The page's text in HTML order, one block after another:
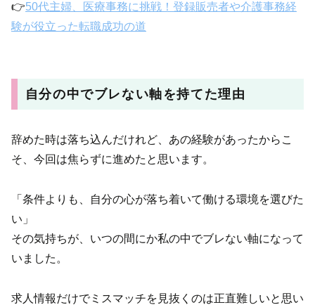
👉50代主婦、医療事務に挑戦！登録販売者や介護事務経
験が役立った転職成功の道
自分の中でブレない軸を持てた理由
辞めた時は落ち込んだけれど、あの経験があったからこ
そ、今回は焦らずに進めたと思います。
「条件よりも、自分の心が落ち着いて働ける環境を選びた
い」
その気持ちが、いつの間にか私の中でブレない軸になって
いました。
求人情報だけでミスマッチを見抜くのは正直難しいと思い